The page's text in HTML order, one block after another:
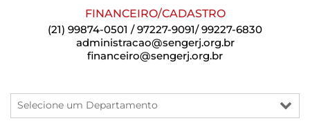
FINANCEIRO/CADASTRO
(21) 99874-0501 / 97227-9091/ 99227-6830
administracao@sengerj.org.br
financeiro@sengerj.org.br